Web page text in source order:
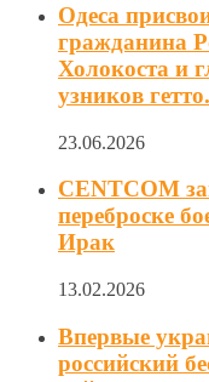
Одеса
гражданина
Холокоста и
узников гетто.
23.06.2026
​​CENTCOM
переброске
Ирак
13.02.2026
Впервые
российский